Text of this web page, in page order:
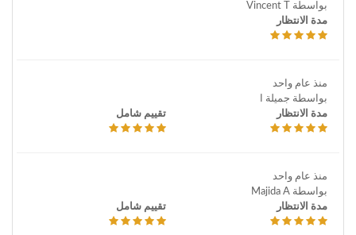
بواسطة Vincent T
مدة الانتظار
منذ عام واحد
بواسطة جميلة ا
مدة الانتظار
تقييم شامل
منذ عام واحد
بواسطة Majida A
مدة الانتظار
تقييم شامل